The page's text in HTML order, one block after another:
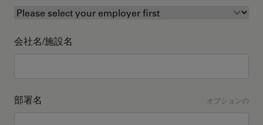
会社名/施設名
部署名 オプションの